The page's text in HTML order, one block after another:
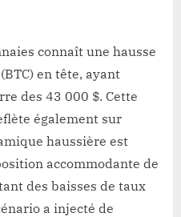
connaît une hausse
en tête, ayant
des 43 000 $. Cette
également sur
haussière est
accommodante de
des baisses de taux
a injecté de